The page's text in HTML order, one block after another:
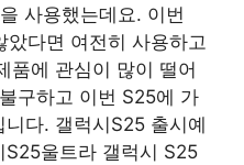
사용했는데요. 이번
다면 여전히 사용하고
품에 관심이 많이 떨어
구하고 이번 S25에 가
다. 갤럭시S25 출시예
울트라 갤럭시 S25